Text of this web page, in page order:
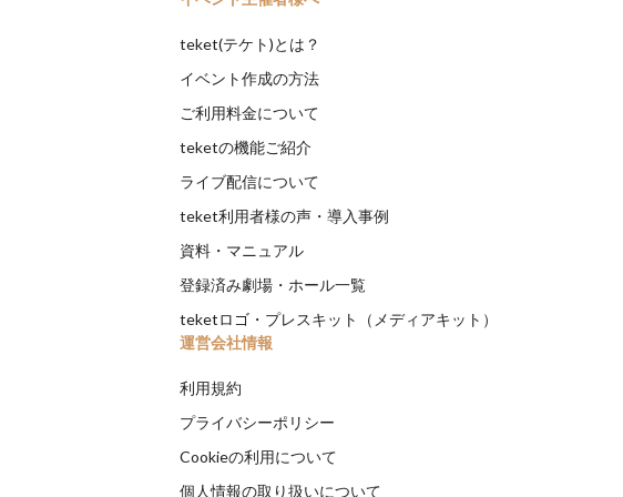
teket(テケト)とは？
イベント作成の方法
ご利用料金について
teketの機能ご紹介
ライブ配信について
teket利用者様の声・導入事例
資料・マニュアル
登録済み劇場・ホール一覧
teketロゴ・プレスキット（メディアキット）
運営会社情報
利用規約
プライバシーポリシー
Cookieの利用について
個人情報の取り扱いについて